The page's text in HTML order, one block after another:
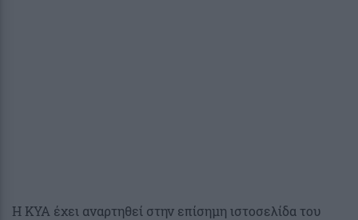
Η ΚΥΑ έχει αναρτηθεί στην επίσημη ιστοσελίδα του